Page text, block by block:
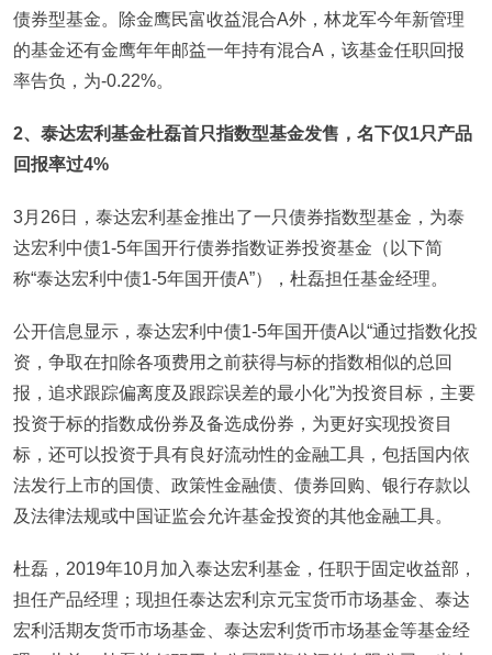
债券型基金。除金鹰民富收益混合A外，林龙军今年新管理
的基金还有金鹰年年邮益一年持有混合A，该基金任职回报
率告负，为-0.22%。
2、泰达宏利基金杜磊首只指数型基金发售，名下仅1只产品
回报率过4%
3月26日，泰达宏利基金推出了一只债券指数型基金，为泰
达宏利中债1-5年国开行债券指数证券投资基金（以下简
称“泰达宏利中债1-5年国开债A”），杜磊担任基金经理。
公开信息显示，泰达宏利中债1-5年国开债A以“通过指数化投
资，争取在扣除各项费用之前获得与标的指数相似的总回
报，追求跟踪偏离度及跟踪误差的最小化”为投资目标，主要
投资于标的指数成份券及备选成份券，为更好实现投资目
标，还可以投资于具有良好流动性的金融工具，包括国内依
法发行上市的国债、政策性金融债、债券回购、银行存款以
及法律法规或中国证监会允许基金投资的其他金融工具。
杜磊，2019年10月加入泰达宏利基金，任职于固定收益部，
担任产品经理；现担任泰达宏利京元宝货币市场基金、泰达
宏利活期友货币市场基金、泰达宏利货币市场基金等基金经